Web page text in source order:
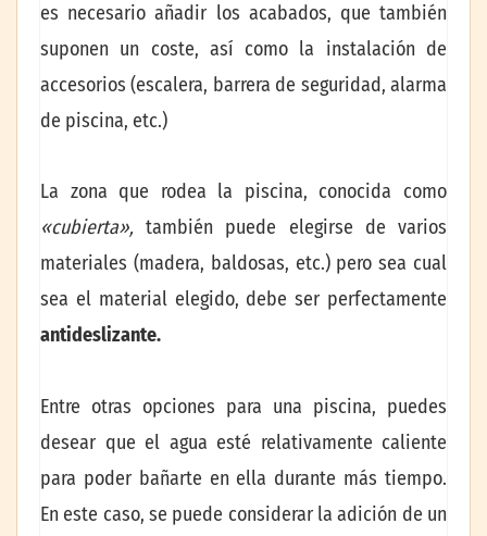
es necesario añadir los acabados, que también
suponen un coste, así como la instalación de
accesorios (escalera, barrera de seguridad, alarma
de piscina, etc.)
La zona que rodea la piscina, conocida como
«cubierta», también puede elegirse de varios
materiales (madera, baldosas, etc.) pero sea cual
sea el material elegido, debe ser perfectamente
antideslizante.
Entre otras opciones para una piscina, puedes
desear que el agua esté relativamente caliente
para poder bañarte en ella durante más tiempo.
En este caso, se puede considerar la adición de un